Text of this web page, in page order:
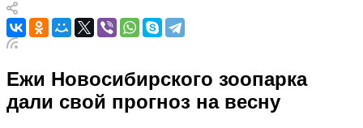
Ежи Новосибирского зоопарка
дали свой прогноз на весну